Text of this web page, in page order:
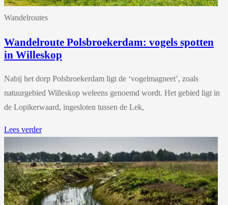
Wandelroutes
Wandelroute Polsbroekerdam: vogels spotten
in Willeskop
Nabij het dorp Polsbroekerdam ligt de ‘vogelmagneet’, zoals
natuurgebied Willeskop weleens genoemd wordt. Het gebied ligt in
de Lopikerwaard, ingesloten tussen de Lek,
Lees verder